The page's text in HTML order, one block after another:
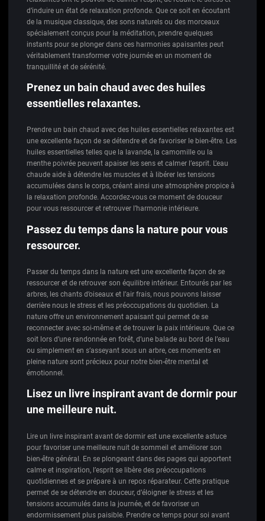
d’induire un état de relaxation profonde. Que ce soit en écoutant
de la musique classique, des sons naturels ou des morceaux
spécialement conçus pour la méditation, prendre quelques
instants pour se plonger dans ces harmonies apaisantes peut
véritablement transformer votre journée en un moment de
tranquillité et de sérénité.
Prenez un bain chaud avec des huiles
essentielles relaxantes.
Prendre un bain chaud avec des huiles essentielles relaxantes est
une excellente façon de se détendre et de favoriser le bien-être. Les
huiles essentielles telles que la lavande, la camomille ou la
menthe poivrée peuvent apaiser les sens et calmer l’esprit. L’eau
chaude aide à détendre les muscles et à libérer les tensions
accumulées dans le corps, créant ainsi une atmosphère propice à
la relaxation profonde. Accordez-vous ce moment de douceur
pour vous ressourcer et retrouver l’harmonie intérieure.
Passez du temps dans la nature pour vous
ressourcer.
Passer du temps dans la nature est une excellente façon de se
ressourcer et de retrouver son équilibre intérieur. Entourés par les
arbres, les chants d’oiseaux et l’air frais, nous pouvons laisser
derrière nous le stress et les préoccupations du quotidien. La
nature offre un environnement apaisant qui permet de se
reconnecter avec soi-même et de trouver la paix intérieure. Que ce
soit lors d’une randonnée en forêt, d’une balade au bord de l’eau
ou simplement en s’asseyant sous un arbre, ces moments en
pleine nature sont précieux pour notre bien-être mental et
émotionnel.
Lisez un livre inspirant avant de dormir pour
une meilleure nuit.
Lire un livre inspirant avant de dormir est une excellente astuce
pour favoriser une meilleure nuit de sommeil et améliorer son
bien-être général. En se plongeant dans des pages qui apportent
calme et inspiration, l’esprit se libère des préoccupations
quotidiennes et se prépare à un repos réparateur. Cette pratique
permet de se détendre en douceur, d’éloigner le stress et les
tensions accumulés dans la journée, et de favoriser un
endormissement plus paisible. Prendre ce temps pour soi avant